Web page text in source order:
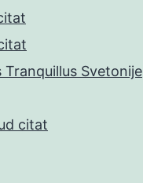
Tranquillus Svetonije
citat